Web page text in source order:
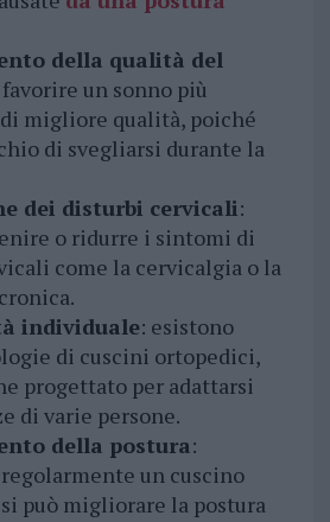
della qualità del
un sonno più
migliore qualità, poiché
di svegliarsi durante la
dei disturbi cervicali:
o ridurre i sintomi di
come la cervicalgia o la
individuale: esistono
di cuscini ortopedici,
progettato per adattarsi
di varie persone.
della postura:
un cuscino
può migliorare la postura